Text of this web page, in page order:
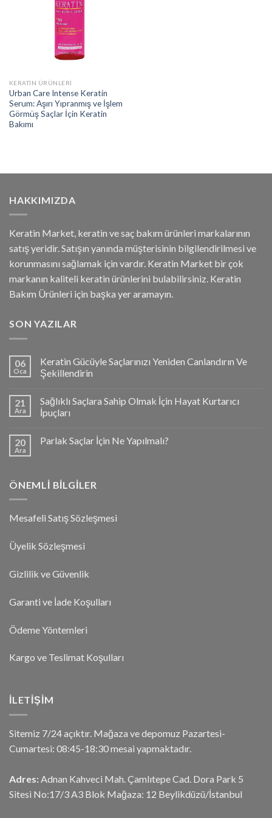
KERATİN ÜRÜNLERİ
Urban Care Intense Keratin
Serum: Aşırı Yıpranmış ve İşlem
Görmüş Saçlar İçin Keratin
Bakımı
HAKKIMIZDA
Keratin Market, keratin ve saç bakım ürünleri markalarının
satış yeridir. Satışın yanında müşterisinin bilgilendirilmesi ve
korunmasını sağlamak için vardır. Keratin Market bir çok
markanın kaliteli keratin ürünlerini bulabilirsiniz. Keratin
Bakım Ürünleri için başka yer aramayın.
SON YAZILAR
06
Oca
Keratin Gücüyle Saçlarınızı Yeniden Canlandırın Ve
Şekillendirin
21
Ara
Sağlıklı Saçlara Sahip Olmak İçin Hayat Kurtarıcı
İpuçları
20
Ara
Parlak Saçlar İçin Ne Yapılmalı?
ÖNEMLI BILGILER
Mesafeli Satış Sözleşmesi
Üyelik Sözleşmesi
Gizlilik ve Güvenlik
Garanti ve İade Koşulları
Ödeme Yöntemleri
Kargo ve Teslimat Koşulları
İLETIŞIM
Sitemiz 7/24 açıktır. Mağaza ve depomuz Pazartesi-
Cumartesi: 08:45-18:30 mesai yapmaktadır.
Adres: Adnan Kahveci Mah. Çamlıtepe Cad. Dora Park 5
Sitesi No:17/3 A3 Blok Mağaza: 12 Beylikdüzü/İstanbul